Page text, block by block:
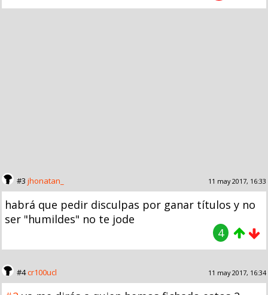
#3 jhonatan_ 11 may 2017, 16:33
habrá que pedir disculpas por ganar títulos y no
ser "humildes" no te jode
4
#4cr100ucl 11 may 2017, 16:34